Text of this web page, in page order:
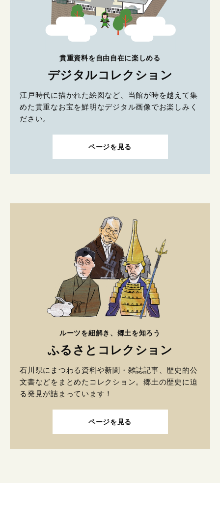
貴重資料を自由自在に楽しめる
デジタルコレクション
江戸時代に描かれた絵図など、当館が時を越えて集
めた貴重なお宝を鮮明なデジタル画像でお楽しみく
ださい。
ページを見る
ルーツを紐解き、郷土を知ろう
ふるさとコレクション
石川県にまつわる資料や新聞・雑誌記事、歴史的公
文書などをまとめたコレクション。郷土の歴史に迫
る発見が詰まっています！
ページを見る